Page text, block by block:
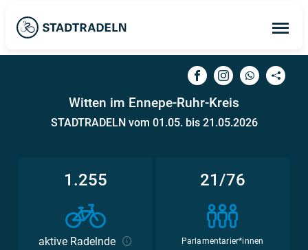
Witten im Ennepe-Ruhr-Kreis
STADTRADELN vom 01.05. bis 21.05.2026
1.255
aktive Radelnde
21/76
Parlamentarier*innen